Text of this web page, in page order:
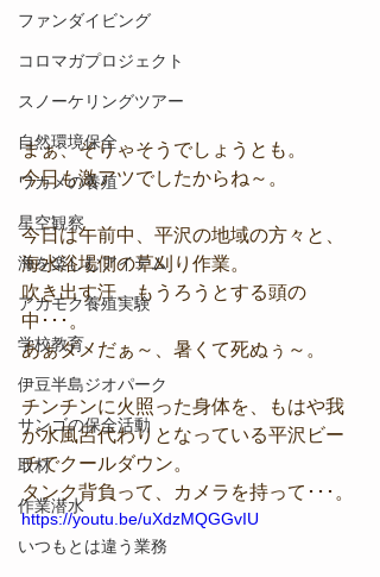
ファンダイビング
コロマガプロジェクト
スノーケリングツアー
自然環境保全
ワカメの養殖
星空観察
海を楽しむアイテム
アカモク養殖実験
学校教育
伊豆半島ジオパーク
サンゴの保全活動
取材
作業潜水
いつもとは違う業務
まぁ、そりゃそうでしょうとも。
今日も激アツでしたからね～。
今日は午前中、平沢の地域の方々と、
海水浴場側の草刈り作業。
吹き出す汗、もうろうとする頭の
中･･･。
あぁダメだぁ～、暑くて死ぬぅ～。
チンチンに火照った身体を、もはや我
が水風呂代わりとなっている平沢ビー
チでクールダウン。
タンク背負って、カメラを持って･･･。
https://youtu.be/uXdzMQGGvIU